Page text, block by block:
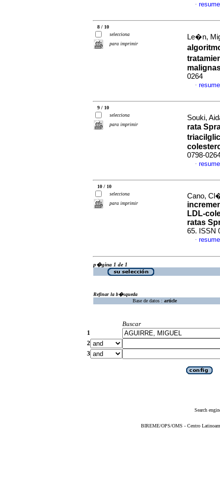
·
8 / 10
selecciona
para imprimir
Le�n,
0264
·
9 / 10
selecciona
para imprimir
Souki,
rata
0798-
·
10 / 10
selecciona
para imprimir
Cano,
LDL-
ratas
65. ISSN
·
p�gina 1 de 1
Refinar la b�squeda
Base de datos : article
Buscar
1
2
3
Search
BIREME/OPS/OMS - Centro